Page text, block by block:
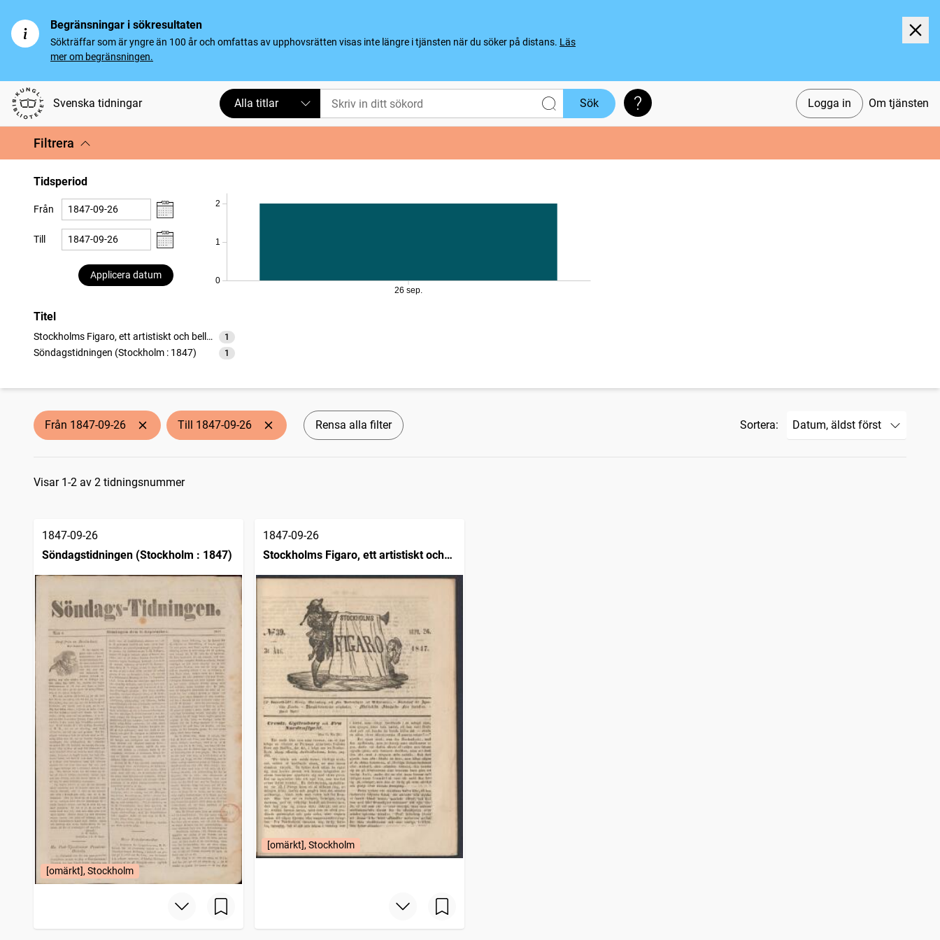
Begränsningar i sökresultaten
Sökträffar som är yngre än 100 år och omfattas av upphovsrätten visas inte längre i tjänsten när du söker på distans. Läs
mer om begränsningen.
Svenska tidningar Logga in Om tjänsten
Alla titlar Sök Söktips
Filtrera
Tidsperiod
Från
Till
Applicera datum
0
1
2
26 sep.
Titel
Stockholms Figaro, ett artistiskt och belletristiskt söndagsblad 1
träffar
Söndagstidningen (Stockholm : 1847)
1
träffar
Från 1847-09-26 Till 1847-09-26 Rensa alla filter Sortera:
Sökresultat
Visar 1-2 av 2 tidningsnummer
1847-09-26
Söndagstidningen (Stockholm : 1847)
[omärkt], Stockholm
1847-09-26
Stockholms Figaro, ett artistiskt och
belletristiskt söndagsblad
[omärkt], Stockholm